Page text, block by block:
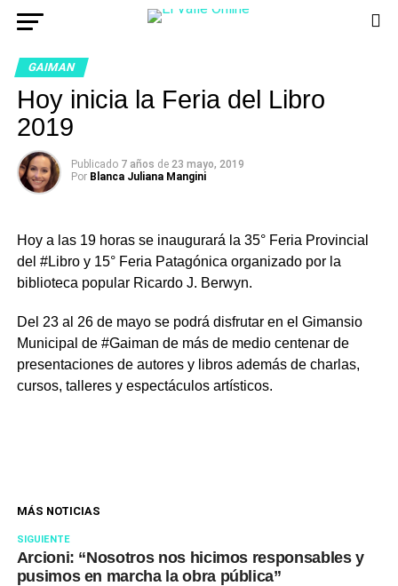
GAIMAN
Hoy inicia la Feria del Libro
2019
Publicado 7 años de 23 mayo, 2019
Por Blanca Juliana Mangini
Hoy a las 19 horas se inaugurará la 35° Feria Provincial
del #Libro y 15° Feria Patagónica organizado por la
biblioteca popular Ricardo J. Berwyn.
Del 23 al 26 de mayo se podrá disfrutar en el Gimansio
Municipal de #Gaiman de más de medio centenar de
presentaciones de autores y libros además de charlas,
cursos, talleres y espectáculos artísticos.
MÁS NOTICIAS
SIGUIENTE
Arcioni: “Nosotros nos hicimos responsables y
pusimos en marcha la obra pública”